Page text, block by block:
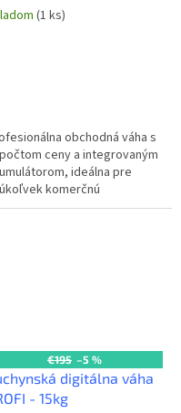
(1 ks)
obchodná váha s
ceny a integrovaným
ideálna pre
komerčnú
Vďaka ciachovaniu a
€195 –5 %
digitálna váha
- 15kg